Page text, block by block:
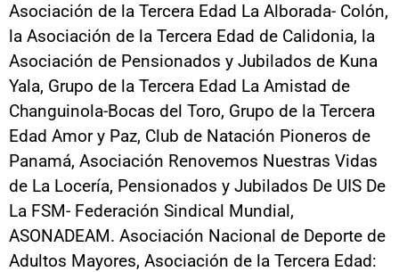
Asociación de la Tercera Edad La Alborada- Colón,
la Asociación de la Tercera Edad de Calidonia, la
Asociación de Pensionados y Jubilados de Kuna
Yala, Grupo de la Tercera Edad La Amistad de
Changuinola-Bocas del Toro, Grupo de la Tercera
Edad Amor y Paz, Club de Natación Pioneros de
Panamá, Asociación Renovemos Nuestras Vidas
de La Locería, Pensionados y Jubilados De UIS De
La FSM- Federación Sindical Mundial,
ASONADEAM. Asociación Nacional de Deporte de
Adultos Mayores, Asociación de la Tercera Edad: